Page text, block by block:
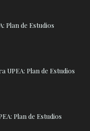
Plan de Estudios
UPEA: Plan de Estudios
Plan de Estudios